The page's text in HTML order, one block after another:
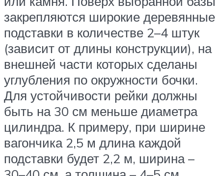
закрепляются широкие деревянные
подставки в количестве 2–4 штук
(зависит от длины конструкции), на
внешней части которых сделаны
углубления по окружности бочки.
Для устойчивости рейки должны
быть на 30 см меньше диаметра
цилиндра. К примеру, при ширине
вагончика 2,5 м длина каждой
подставки будет 2,2 м, ширина –